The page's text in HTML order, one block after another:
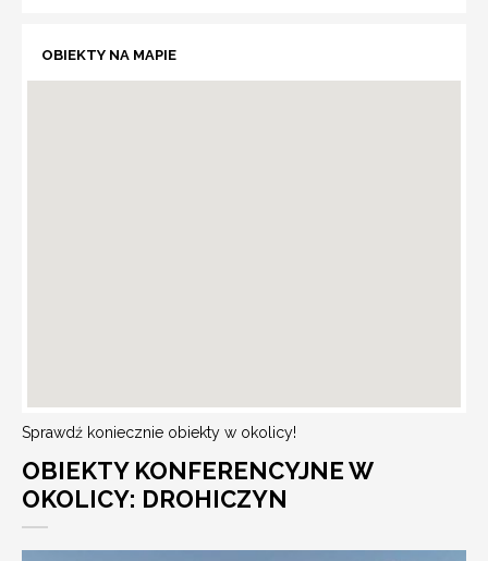
OBIEKTY NA MAPIE
Sprawdź koniecznie obiekty w okolicy!
OBIEKTY KONFERENCYJNE W
OKOLICY: DROHICZYN